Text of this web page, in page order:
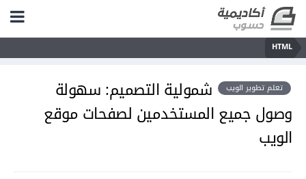
HTML
تعلم تطوير الويب
شمولية التصميم: سهولة
وصول جميع المستخدمين لصفحات موقع
الويب